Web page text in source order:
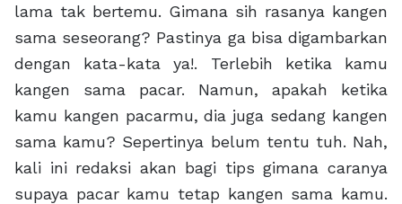
lama tak bertemu. Gimana sih rasanya kangen
sama seseorang? Pastinya ga bisa digambarkan
dengan kata-kata ya!. Terlebih ketika kamu
kangen sama pacar. Namun, apakah ketika
kamu kangen pacarmu, dia juga sedang kangen
sama kamu? Sepertinya belum tentu tuh. Nah,
kali ini redaksi akan bagi tips gimana caranya
supaya pacar kamu tetap kangen sama kamu.